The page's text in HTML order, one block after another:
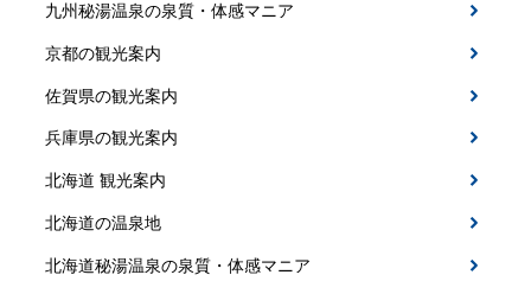
九州秘湯温泉の泉質・体感マニア
京都の観光案内
佐賀県の観光案内
兵庫県の観光案内
北海道 観光案内
北海道の温泉地
北海道秘湯温泉の泉質・体感マニア